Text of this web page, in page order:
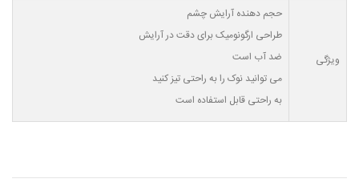
ویژگی
حجم دهنده آرایش چشم
طراحی ارگونومیک برای دقت در آرایش
ضد آب است
می توانید نوک را به راحتی تیز کنید
به راحتی قابل استفاده است